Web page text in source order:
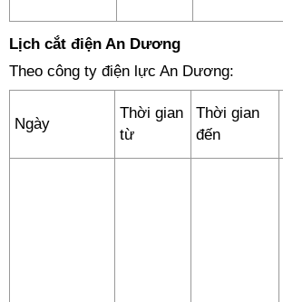
Lịch cắt điện An Dương
Theo công ty điện lực An Dương:
Ngày
Thời gian
từ
Thời gian
đến